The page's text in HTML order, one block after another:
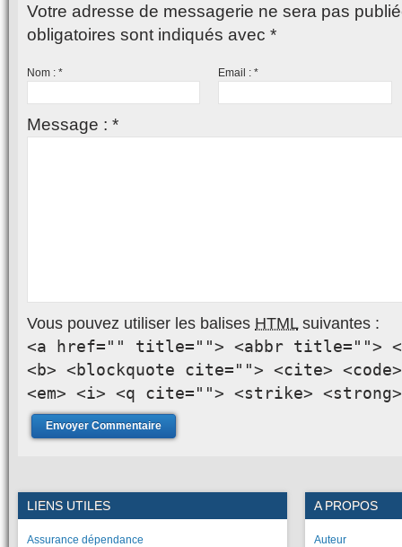
Votre adresse de messagerie ne sera pas
obligatoires sont indiqués avec *
Nom : * Email :*
Message : *
Vous pouvez utiliser les balises HTMLsuivantes :
<a href="" title=""> <abbr title="">
<b> <blockquote cite=""> <cite>
<em> <i> <q cite=""> <strike> <strong>
LIENS UTILES
Assurance dépendance
A PROPOS
Auteur